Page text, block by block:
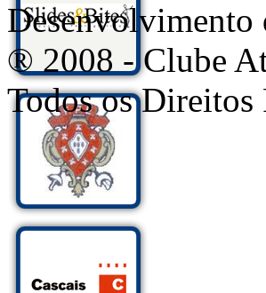
Desenvolvimento
® 2008 - Clube
Todos os Direitos